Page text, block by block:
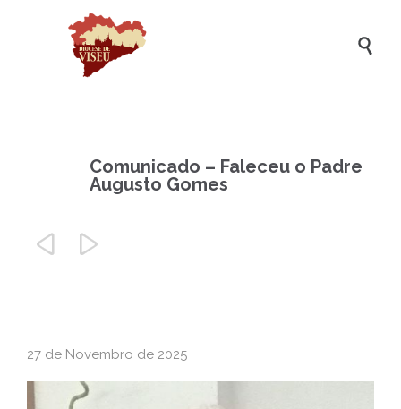

Comunicado – Faleceu o Padre
Augusto Gomes
 
27 de Novembro de 2025